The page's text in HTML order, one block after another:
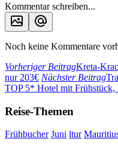
Kommentar schreiben...
Noch keine Kommentare
Vorheriger BeitragKreta-
nur 203€ Nächster Beitrag
TOP 5* Hotel mit
Reise-Themen
Frühbucher Juni ltur